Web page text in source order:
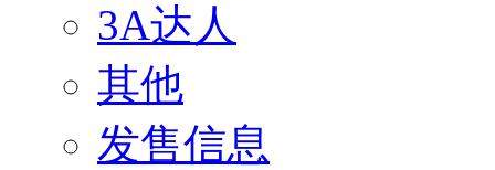
3A达人
其他
发售信息